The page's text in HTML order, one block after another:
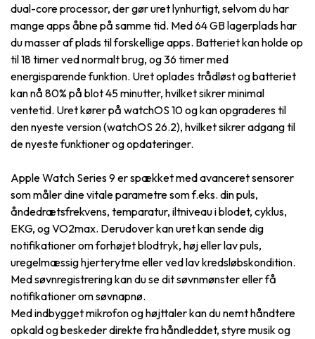
dual-core processor, der gør uret lynhurtigt, selvom du har
mange apps åbne på samme tid. Med 64 GB lagerplads har
du masser af plads til forskellige apps. Batteriet kan holde op
til 18 timer ved normalt brug, og 36 timer med
energisparende funktion. Uret oplades trådløst og batteriet
kan nå 80% på blot 45 minutter, hvilket sikrer minimal
ventetid. Uret kører på watchOS 10 og kan opgraderes til
den nyeste version (watchOS 26.2), hvilket sikrer adgang til
de nyeste funktioner og opdateringer.
Apple Watch Series 9 er spækket med avanceret sensorer
som måler dine vitale parametre som f.eks. din puls,
åndedrætsfrekvens, temparatur, iltniveau i blodet, cyklus,
EKG, og VO2max. Derudover kan uret kan sende dig
notifikationer om forhøjet blodtryk, høj eller lav puls,
uregelmæssig hjerterytme eller ved lav kredsløbskondition.
Med søvnregistrering kan du se dit søvnmønster eller få
notifikationer om søvnapnø.
Med indbygget mikrofon og højttaler kan du nemt håndtere
opkald og beskeder direkte fra håndleddet, styre musik og